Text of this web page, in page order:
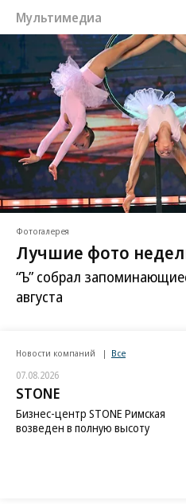
Мультимедиа
Фотогалерея
Лучшие фото
“Ъ” собрал
августа
Новости компаний Все
07.08.2026
STONE
Бизнес-центр STONE Римская
возведен в полную высоту